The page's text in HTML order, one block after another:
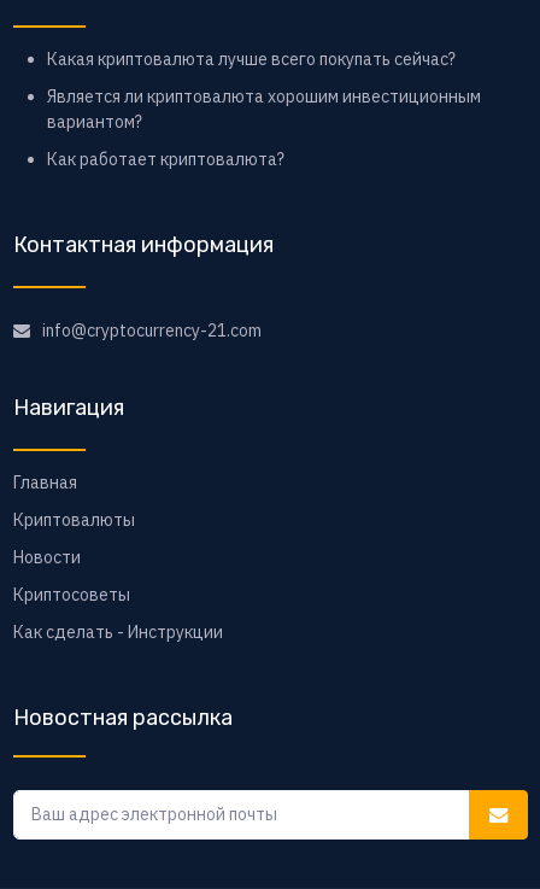
Какая криптовалюта лучше всего покупать сейчас?
Является ли криптовалюта хорошим инвестиционным
вариантом?
Как работает криптовалюта?
Контактная информация
info@cryptocurrency-21.com
Навигация
Главная
Криптовалюты
Новости
Криптосоветы
Как сделать - Инструкции
Новостная рассылка